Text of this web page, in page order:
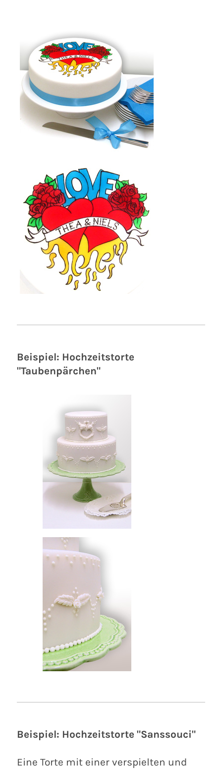
Beispiel: Hochzeitstorte
"Taubenpärchen"
Beispiel: Hochzeitstorte "Sanssouci"
Eine Torte mit einer verspielten und